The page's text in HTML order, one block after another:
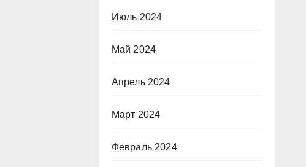
Июль 2024
Май 2024
Апрель 2024
Март 2024
Февраль 2024